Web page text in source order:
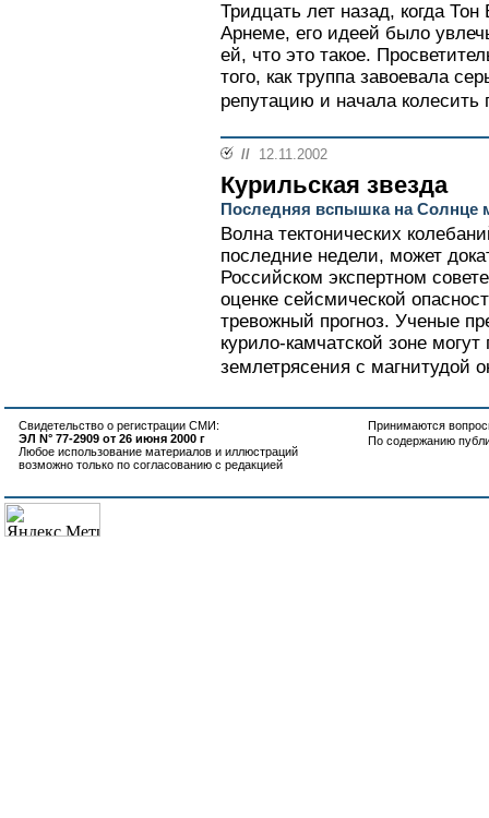
Тридцать лет назад, когда
Арнеме, его идеей было
ей, что это такое.
того, как труппа завоевала
репутацию и начала колесить
// 12.11.2002
Курильская звезда
Последняя вспышка на Солнце
Волна тектонических
последние недели, может
Российском экспертном
оценке сейсмической
тревожный прогноз. Ученые
курило-камчатской зоне
землетрясения с магнитудой
Свидетельство о регистрации СМИ:
ЭЛ N° 77-2909 от 26 июня 2000 г
Любое использование материалов и иллюстраций
возможно только по согласованию с редакцией
Принимаются
По содержанию